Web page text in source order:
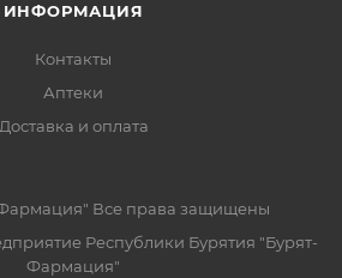
ИНФОРМАЦИЯ
Контакты
Аптеки
Доставка и оплата
Все права защищены
Республики Бурятия "Бурят-
Фармация"